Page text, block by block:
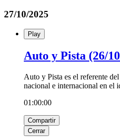
27/10/2025
Play
Auto y Pista (26/
Auto y Pista es el referente
nacional e internacional en el
01:00:00
Compartir
Cerrar